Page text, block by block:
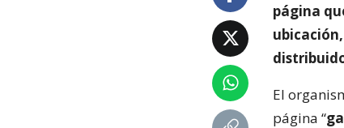
página
El
página “